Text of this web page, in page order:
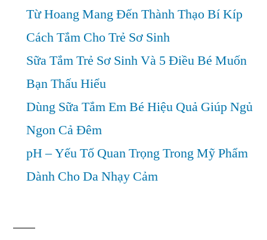
Từ Hoang Mang Đến Thành Thạo Bí Kíp
Cách Tắm Cho Trẻ Sơ Sinh
Sữa Tắm Trẻ Sơ Sinh Và 5 Điều Bé Muốn
Bạn Thấu Hiểu
Dùng Sữa Tắm Em Bé Hiệu Quả Giúp Ngủ
Ngon Cả Đêm
pH – Yếu Tố Quan Trọng Trong Mỹ Phẩm
Dành Cho Da Nhạy Cảm